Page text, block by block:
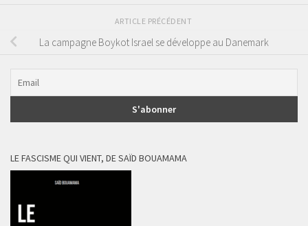
ARTICLE PRÉCÉDENT
La campagne Boykot Israel se développe au Danemark
LE FASCISME QUI VIENT, DE SAÏD BOUAMAMA